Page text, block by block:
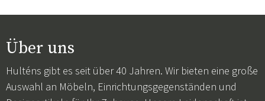
Über uns
Hulténs gibt es seit über 40 Jahren. Wir bieten eine große
Auswahl an Möbeln, Einrichtungsgegenständen und